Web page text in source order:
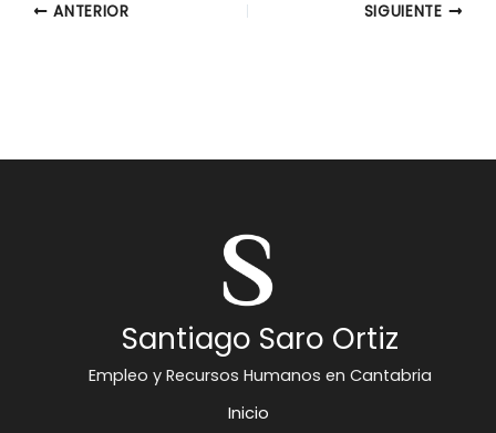
ANTERIOR SIGUIENTE
Santiago Saro Ortiz
Empleo y Recursos Humanos en Cantabria
Inicio